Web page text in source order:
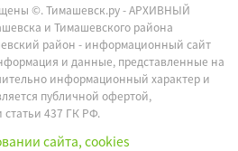
©.Тимашевск.ру - АРХИВНЫЙ
и Тимашевского района
район - информационный сайт
и данные, представленные на
информационный характер и
публичной офертой,
437 ГК РФ.
сайта, cookies